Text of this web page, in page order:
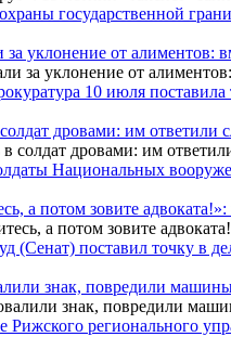
государственной
за уклонение от
10 июля
дровами: им ответили
Национальных
а потом зовите
(Сенат) поставил точку в
знак, повредили
Рижского регионального